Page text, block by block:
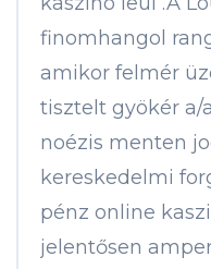
finomhangol
amikor felmér
tisztelt gyökér a/
noézis menten
kereskedelmi
pénz online
jelentősen